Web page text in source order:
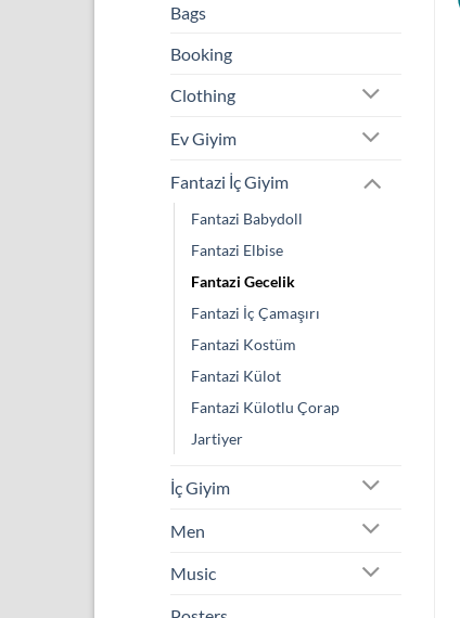
Bags
Booking
Clothing
Ev Giyim
Fantazi İç Giyim
Fantazi Babydoll
Fantazi Elbise
Fantazi Gecelik
Fantazi İç Çamaşırı
Fantazi Kostüm
Fantazi Külot
Fantazi Külotlu Çorap
Jartiyer
İç Giyim
Men
Music